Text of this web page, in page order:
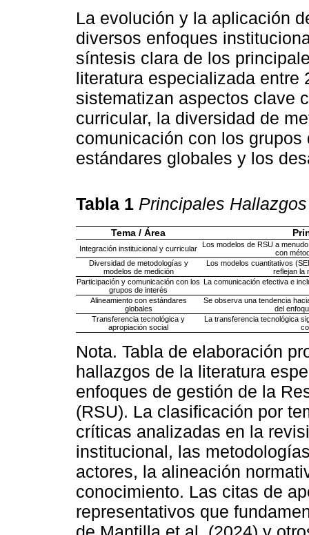
La evolución y la aplicación
diversos enfoques
síntesis clara de los
literatura especializada entre
sistematizan aspectos clave
curricular, la diversidad de
comunicación con los
estándares globales y los
Tabla 1 Principales
Tema / Área
Integración institucional y curricular Los modelos de RSU a
con
Diversidad de metodologías y
modelos de medición
Los modelos cuantitativos
reflejan la
Participación y comunicación con los
grupos de interés
La comunicación efectiva e
Alineamiento con estándares
globales
Se observa una tendencia
del
Transferencia tecnológica y
apropiación social
La transferencia tecnológica
Nota. Tabla de elaboración
hallazgos de la literatura
enfoques de gestión de la
(RSU). La clasificación por
críticas analizadas en la
institucional, las
actores, la alineación
conocimiento. Las citas de
representativos que